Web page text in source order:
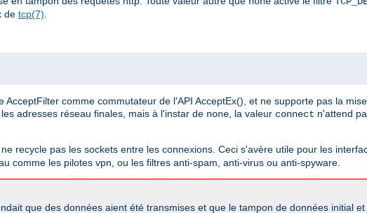
de tcp(7)
comme commutateur de l'API AcceptEx(), et ne supporte pas la
adresses réseau finales, mais à l'instar de none , la valeur connect n'attend
recycle pas les sockets entre les connexions. Ceci s'avère utile pour les
comme les pilotes vpn, ou les filtres anti-spam, anti-virus ou anti-spyware.
que des données aient été transmises et que le tampon de données initial